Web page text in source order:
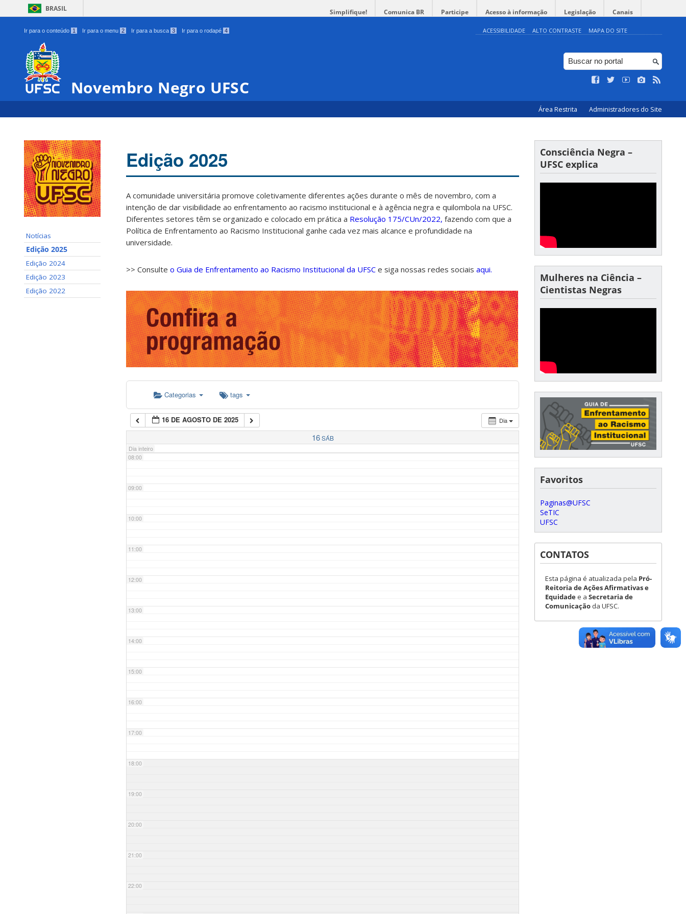
BRASIL Simplifique! Comunica BR Participe Acesso à informação Legislação Canais
Ir para o conteúdo 1 Ir para o menu 2 Ir para a busca 3 Ir para o rodapé 4 ACESSIBILIDADE ALTO CONTRASTE MAPA DO SITE
Novembro Negro UFSC
Área Restrita Administradores do Site
Notícias
Edição 2025
Edição 2024
Edição 2023
Edição 2022
Edição 2025
A comunidade universitária promove coletivamente diferentes ações durante o mês de novembro, com a
intenção de dar visibilidade ao enfrentamento ao racismo institucional e à agência negra e quilombola na UFSC.
Diferentes setores têm se organizado e colocado em prática a Resolução 175/CUn/2022, fazendo com que a
Política de Enfrentamento ao Racismo Institucional ganhe cada vez mais alcance e profundidade na
universidade.
>> Consulte o Guia de Enfrentamento ao Racismo Institucional da UFSC e siga nossas redes sociais aqui.
Categorias tags
Dia
16 DE AGOSTO DE 2025
16 SÁB
Dia inteiro
00:00
01:00
02:00
03:00
04:00
05:00
07:00
08:00
09:00
10:00
11:00
12:00
13:00
14:00
15:00
16:00
17:00
18:00
19:00
20:00
21:00
22:00
Consciência Negra –
UFSC explica
Mulheres na Ciência –
Cientistas Negras
Favoritos
Paginas@UFSC
SeTIC
UFSC
CONTATOS
Esta página é atualizada pela Pró-
Reitoria de Ações Afirmativas e
Equidadee a Secretaria de
Comunicação da UFSC.